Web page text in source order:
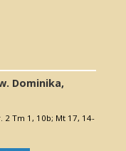
Dominika,
2 Tm 1, 10b; Mt 17, 14-